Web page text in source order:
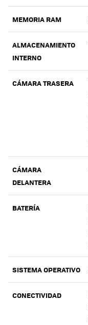
MEMORIA RAM
ALMACENAMIENTO
INTERNO
CÁMARA TRASERA
CÁMARA
DELANTERA
BATERÍA
SISTEMA OPERATIVO
CONECTIVIDAD